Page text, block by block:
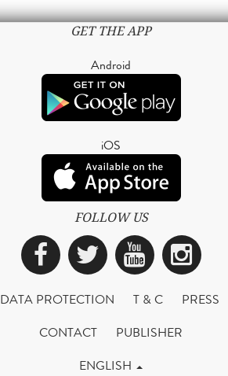
GET THE APP
Android
iOS
FOLLOW US
Facebook
Twitter
DATA PROTECTION T & C
PRESS
CONTACT
PUBLISHER
ENGLISH